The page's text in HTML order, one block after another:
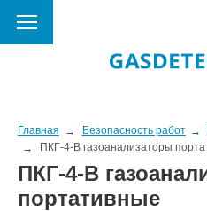
Главная Безопасность работ
ПКГ-4-В газоанализаторы
ПКГ-4-В
портативные